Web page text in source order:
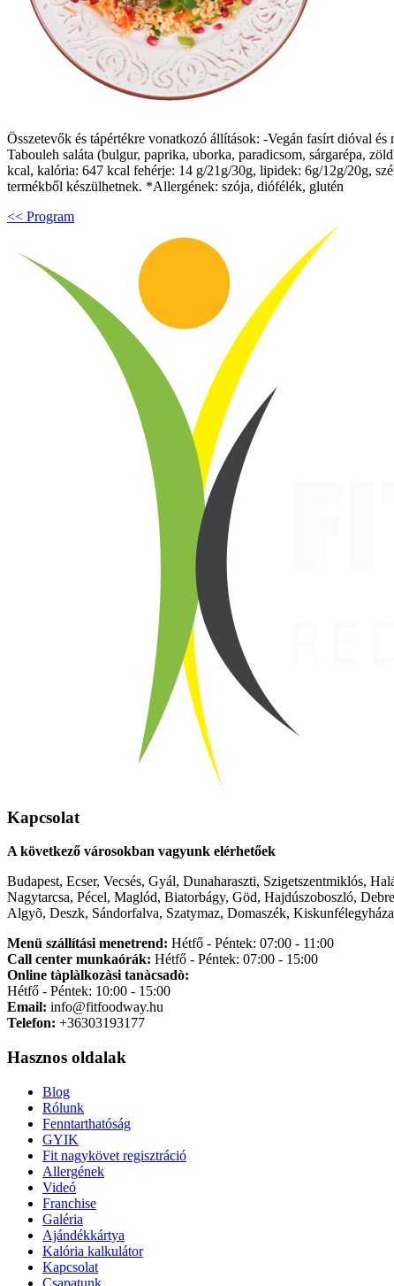
Összetevők és tápértékre vonatkozó állítások: -Vegán fasírt dióval
Tabouleh saláta (bulgur, paprika, uborka, paradicsom, sárgarépa,
kcal, kalória: 647 kcal fehérje: 14 g/21g/30g, lipidek: 6g/12g/20g,
termékből készülhetnek. *Allergének: szója, diófélék, glutén
<< Program
Kapcsolat
A következő városokban vagyunk elérhetőek
Budapest, Ecser, Vecsés, Gyál, Dunaharaszti, Szigetszentmiklós,
Nagytarcsa, Pécel, Maglód, Biatorbágy, Göd, Hajdúszoboszló,
Algyõ, Deszk, Sándorfalva, Szatymaz, Domaszék,
Menü szállítási menetrend: Hétfő - Péntek: 07:00 - 11:00
Call center munkaórák: Hétfő - Péntek: 07:00 - 15:00
Online tàplàlkozàsi tanàcsadò:
Hétfő - Péntek: 10:00 - 15:00
Email: info@fitfoodway.hu
Telefon: +36303193177
Hasznos oldalak
Blog
Rólunk
Fenntarthatóság
GYIK
Fit nagykövet regisztráció
Allergének
Videó
Franchise
Galéria
Ajándékkártya
Kalória kalkulátor
Kapcsolat
Csapatunk